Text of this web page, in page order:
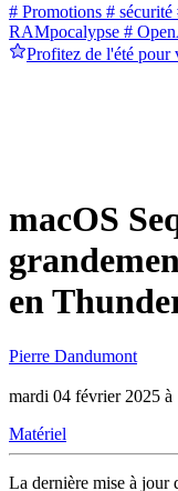
# Promotions # sécurité
RAMpocalypse #
Profitez de l'été pour
macOS
en
Pierre Dandumont
mardi 04 février 2025 à
Matériel
La dernière mise à jour